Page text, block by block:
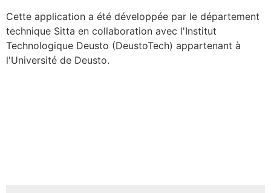
Cette application a été développée par le département
technique Sitta en collaboration avec l'Institut
Technologique Deusto (DeustoTech) appartenant à
l'Université de Deusto.